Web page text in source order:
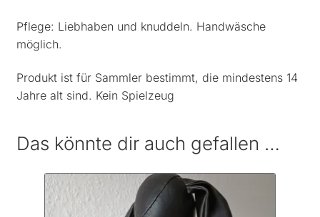
Pflege: Liebhaben und knuddeln. Handwäsche
möglich.
Produkt ist für Sammler bestimmt, die mindestens 14
Jahre alt sind. Kein Spielzeug
Das könnte dir auch gefallen …